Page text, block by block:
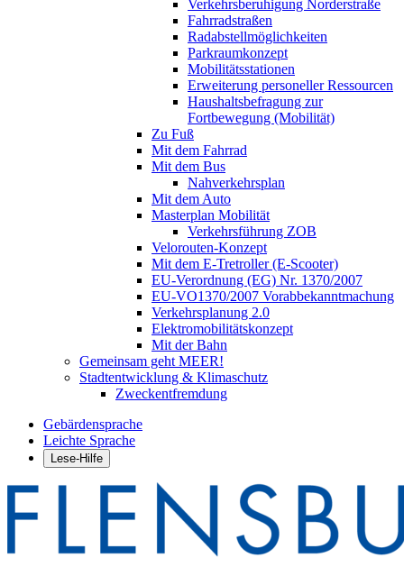
Verkehrsberuhigung Norderstraße
Fahrradstraßen
Radabstellmöglichkeiten
Parkraumkonzept
Mobilitätsstationen
Erweiterung personeller Ressourcen
Haushaltsbefragung zur
Fortbewegung (Mobilität)
Zu Fuß
Mit dem Fahrrad
Mit dem Bus
Nahverkehrsplan
Mit dem Auto
Masterplan Mobilität
Verkehrsführung ZOB
Velorouten-Konzept
Mit dem E-Tretroller (E-Scooter)
EU-Verordnung (EG) Nr. 1370/2007
EU-VO1370/2007 Vorabbekanntmachung
Verkehrsplanung 2.0
Elektromobilitätskonzept
Mit der Bahn
Gemeinsam geht MEER!
Stadtentwicklung & Klimaschutz
Zweckentfremdung
Gebärdensprache
Leichte Sprache
Lese-Hilfe